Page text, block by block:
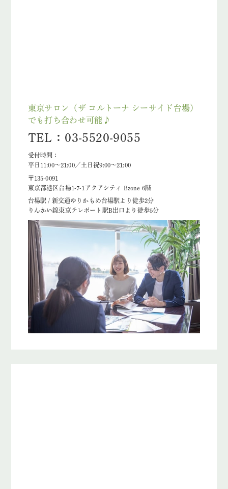
東京サロン（ザ コルトーナ シーサイド台場）
でも打ち合わせ可能♪
TEL：03-5520-9055
受付時間：
平日11:00～21:00／土日祝9:00～21:00
〒135-0091
東京都港区台場1-7-1アクアシティ Bzone 6階
台場駅 / 新交通ゆりかもめ台場駅より徒歩2分
りんかい線東京テレポート駅B出口より徒歩5分